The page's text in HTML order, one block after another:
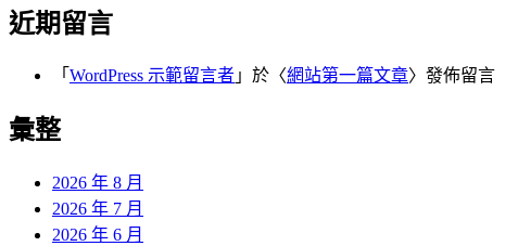
近期留言
「 WordPress 示範留言者 」於〈網站第一篇文章〉發佈留言
彙整
2026 年 8 月
2026 年 7 月
2026 年 6 月